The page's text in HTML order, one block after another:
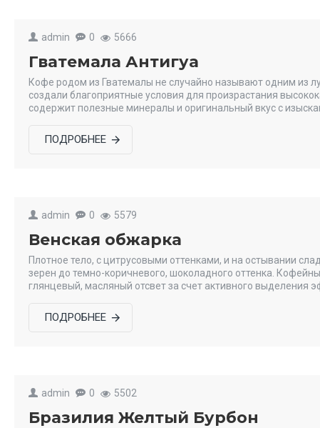
admin 0 5666
Гватемала Антигуа
Кофе родом из Гватемалы не случайно называют одним из
создали благоприятные условия для произрастания
содержит полезные минералы и оригинальный вкус с
ПОДРОБНЕЕ
admin 0 5579
Венская обжарка
Плотное тело, с цитрусовыми оттенками, и на остывании
зерен до темно-коричневого, шоколадного оттенка.
глянцевый, масляный отсвет за счет активного выделения
ПОДРОБНЕЕ
admin 0 5502
Бразилия Желтый Бурбон